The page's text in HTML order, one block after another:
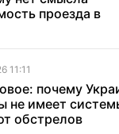
проезда в
11:11
почему
не имеет
обстрелов